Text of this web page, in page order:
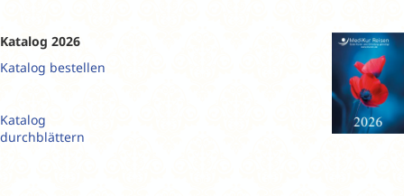
Katalog 2026
Katalog bestellen
Katalog
durchblättern